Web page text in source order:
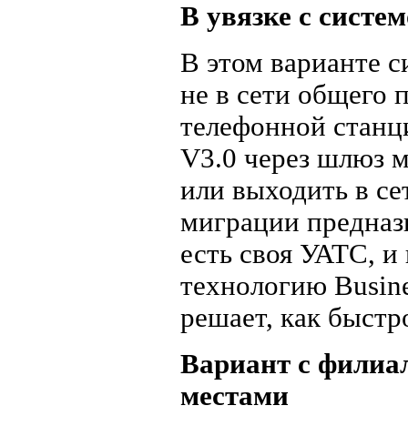
В увязке с
В этом варианте
не в сети общего
телефонной
V3.0 через шлюз
или выходить в
миграции
есть своя УАТС, и
технологию
решает, как
Вариант с
местами